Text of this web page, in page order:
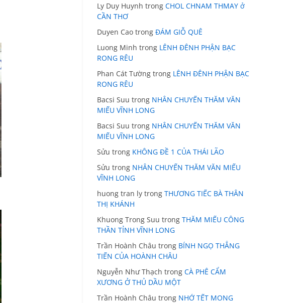
Ly Duy Huynh trong CHOL CHNAM THMAY ở
CẦN THƠ
Duyen Cao trong ĐÁM GIỖ QUÊ
Luong Minh trong LÊNH ĐÊNH PHẬN BẠC
RONG RÊU
Phan Cát Tường trong LÊNH ĐÊNH PHẬN BẠC
RONG RÊU
Bacsi Suu trong NHÂN CHUYẾN THĂM VĂN
MIẾU VĨNH LONG
Bacsi Suu trong NHÂN CHUYẾN THĂM VĂN
MIẾU VĨNH LONG
Sửu trong KHÔNG ĐỀ 1 CỦA THÁI LÃO
Sửu trong NHÂN CHUYẾN THĂM VĂN MIẾU
VĨNH LONG
huong tran ly trong THƯƠNG TIẾC BÀ THÂN
THỊ KHÁNH
Khuong Trong Suu trong THĂM MIẾU CÔNG
THẦN TỈNH VĨNH LONG
Trần Hoành Châu trong BÍNH NGỌ THẲNG
TIẾN CỦA HOÀNH CHÂU
Nguyễn Như Thạch trong CÀ PHÊ CẨM
XƯƠNG Ở THỦ DẦU MỘT
Trần Hoành Châu trong NHỚ TẾT MONG